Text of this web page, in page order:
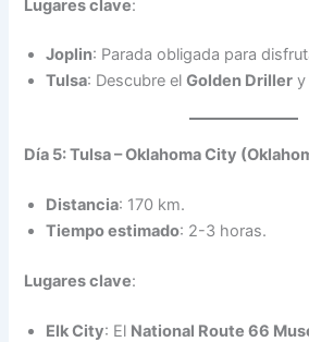
Lugares clave:
Joplin: Parada obligada para
Tulsa: Descubre elGolden Driller y
Día 5: Tulsa – Oklahoma City
Distancia: 170 km.
Tiempo estimado: 2-3 horas.
Lugares clave:
Elk City: El National Route 66